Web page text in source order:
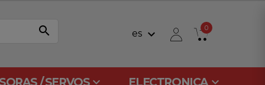
search es keyboard_arrow_down 0
/ SERVOSkeyboard_arrow_down ELECTRONICAkeyboard_arrow_down